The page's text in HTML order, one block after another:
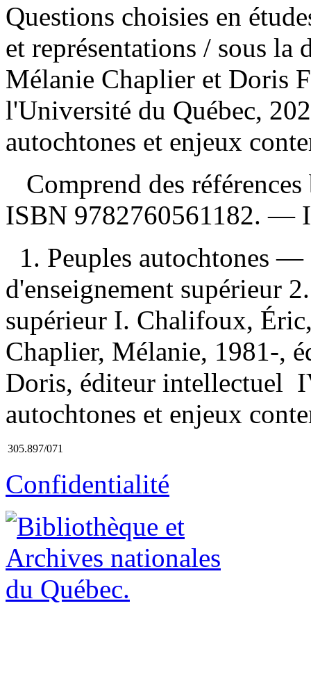
Questions choisies en
et représentations / sous la
Mélanie Chaplier et Doris
l'Université du Québec,
autochtones et enjeux
Comprend des
ISBN 9782760561182. —
1. Peuples autochtones
d'enseignement supérieur
supérieur I. Chalifoux,
Chaplier, Mélanie, 1981-,
Doris, éditeur intellectuel
autochtones et enjeux
305.897/071
Confidentialité